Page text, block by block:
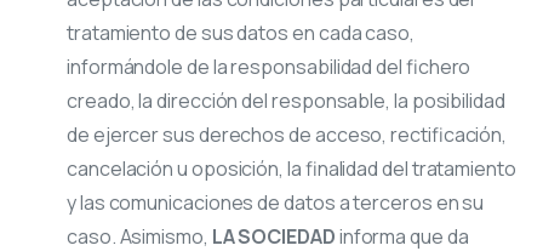
tratamiento de sus datos en cada caso,
informándole de la responsabilidad del fichero
creado, la dirección del responsable, la posibilidad
de ejercer sus derechos de acceso, rectificación,
cancelación u oposición, la finalidad del tratamiento
y las comunicaciones de datos a terceros en su
caso. Asimismo, LA SOCIEDADinforma que da